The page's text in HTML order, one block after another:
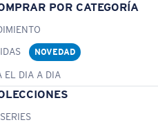
POR CATEGORÍA
NOVEDAD
EL DIA A DIA